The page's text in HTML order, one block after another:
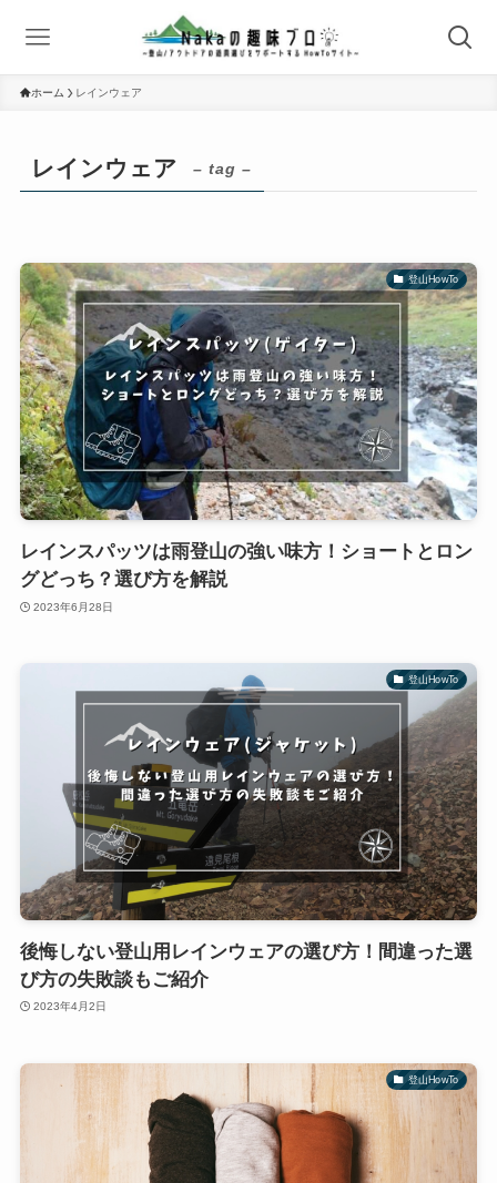
ホーム レインウェア
レインウェア – tag –
登山HowTo
レインスパッツは雨登山の強い味方！ショートとロン
グどっち？選び方を解説
2023年6月28日
登山HowTo
後悔しない登山用レインウェアの選び方！間違った選
び方の失敗談もご紹介
2023年4月2日
登山HowTo